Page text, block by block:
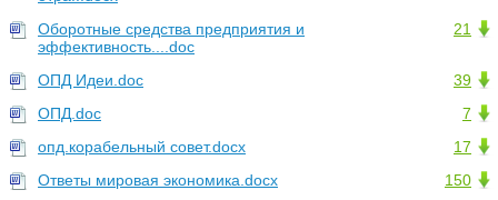
21
Оборотные средства предприятия и
эффективность....doc
39
ОПД Идеи.doc
7
ОПД.doc
17
опд.корабельный совет.docx
150
Ответы мировая экономика.docx